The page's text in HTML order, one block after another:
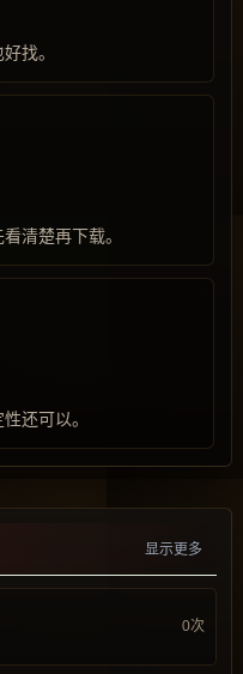
找。
清楚再下载。
还可以。
显示更多
0次